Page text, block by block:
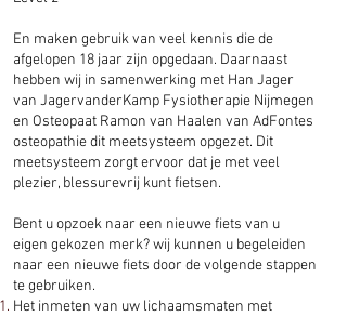
En maken gebruik van veel kennis die de
afgelopen 18 jaar zijn opgedaan. Daarnaast
hebben wij in samenwerking met Han Jager
van JagervanderKamp Fysiotherapie Nijmegen
en Osteopaat Ramon van Haalen van AdFontes
osteopathie dit meetsysteem opgezet. Dit
meetsysteem zorgt ervoor dat je met veel
plezier, blessurevrij kunt fietsen.
Bent u opzoek naar een nieuwe fiets van u
eigen gekozen merk? wij kunnen u begeleiden
naar een nieuwe fiets door de volgende stappen
te gebruiken.
Het inmeten van uw lichaamsmaten met